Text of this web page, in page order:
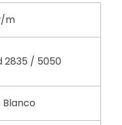
m
2835 / 5050
Blanco